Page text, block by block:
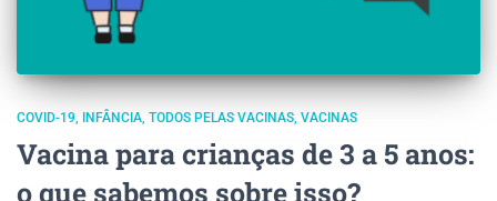
COVID-19 INFÂNCIA TODOS PELAS VACINAS VACINAS
Vacina para crianças de 3 a 5 anos:
o que sabemos sobre isso?